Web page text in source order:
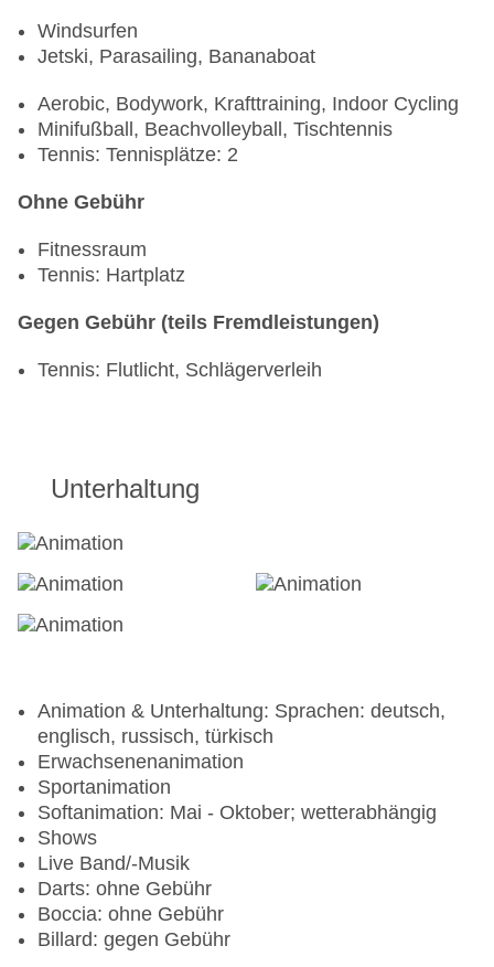
Windsurfen
Jetski, Parasailing, Bananaboat
Aerobic, Bodywork, Krafttraining, Indoor Cycling
Minifußball, Beachvolleyball, Tischtennis
Tennis: Tennisplätze: 2
Ohne Gebühr
Fitnessraum
Tennis: Hartplatz
Gegen Gebühr (teils Fremdleistungen)
Tennis: Flutlicht, Schlägerverleih
Unterhaltung
Animation & Unterhaltung: Sprachen: deutsch,
englisch, russisch, türkisch
Erwachsenenanimation
Sportanimation
Softanimation: Mai - Oktober; wetterabhängig
Shows
Live Band/-Musik
Darts: ohne Gebühr
Boccia: ohne Gebühr
Billard: gegen Gebühr